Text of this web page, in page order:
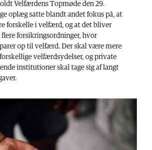
Velfærdens Topmøde den 29.
oplæg satte blandt andet fokus på, at
forskelle i velfærd, og at det bliver
forsikringsordninger, hvor
op til velfærd. Der skal være mere
velfærdsydelser, og private
institutioner skal tage sig af langt